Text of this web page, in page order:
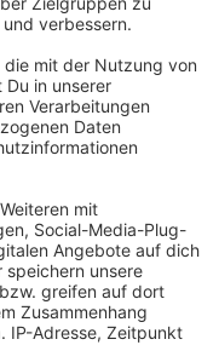
Ihre
YouTube
laden!